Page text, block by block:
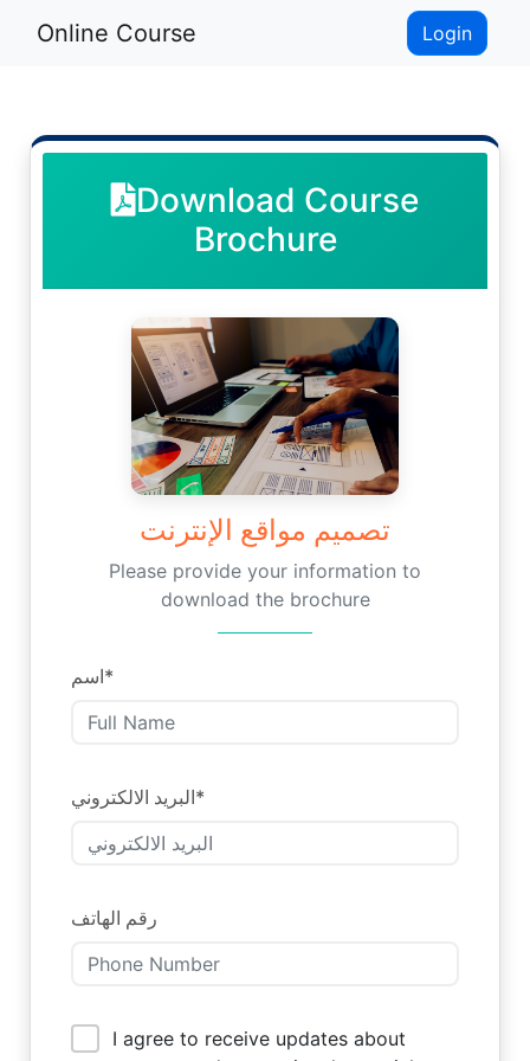
Online Course Login
Download Course
Brochure
تصميم مواقع الإنترنت
Please provide your information to
download the brochure
اسم*
البريد الالكتروني*
رقم الهاتف
I agree to receive updates about